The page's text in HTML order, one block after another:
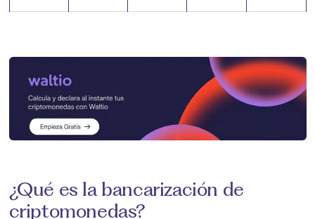
¿Qué es la bancarización de
criptomonedas?